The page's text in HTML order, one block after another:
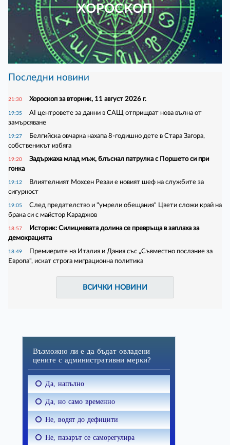
ХОРОСКОП
Последни новини
21:30 Хороскоп за вторник, 11 август 2026 г.
19:35
AI центровете за данни в САЩ отприщват нова вълна от
замърсяване
19:27
Белгийска овчарка нахапа 8-годишно дете в Стара Загора,
собственикът избяга
19:20
Задържаха млад мъж, блъснал патрулка с Поршето си при
гонка
19:12
Влиятелният Мохсен Резаи е новият шеф на службите за
сигурност
19:05
След предателство и "умрели обещания" Цвети сложи край на
брака си с майстор Караджов
18:57
Историк: Силициевата долина се превръща в заплаха за
демокрацията
18:49
Премиерите на Италия и Дания със „Съвместно послание за
Европа“, искат строга миграционна политика
ВСИЧКИ НОВИНИ